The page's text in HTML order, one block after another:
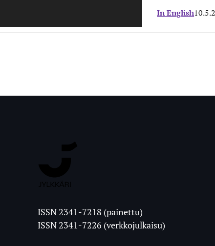
In English
Ylioppilaslehti
ISSN 2341-7218 (painettu)
ISSN 2341-7226 (verkkojulkaisu)